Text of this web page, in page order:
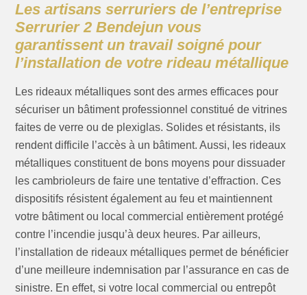
Les artisans serruriers de l’entreprise
Serrurier 2 Bendejun vous
garantissent un travail soigné pour
l’installation de votre rideau métallique
Les rideaux métalliques sont des armes efficaces pour
sécuriser un bâtiment professionnel constitué de vitrines
faites de verre ou de plexiglas. Solides et résistants, ils
rendent difficile l’accès à un bâtiment. Aussi, les rideaux
métalliques constituent de bons moyens pour dissuader
les cambrioleurs de faire une tentative d’effraction. Ces
dispositifs résistent également au feu et maintiennent
votre bâtiment ou local commercial entièrement protégé
contre l’incendie jusqu’à deux heures. Par ailleurs,
l’installation de rideaux métalliques permet de bénéficier
d’une meilleure indemnisation par l’assurance en cas de
sinistre. En effet, si votre local commercial ou entrepôt